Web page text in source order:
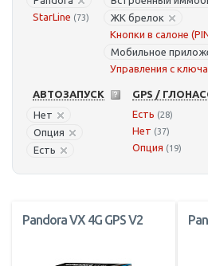
StarLine (73)
ЖК брелок
Кнопки в салоне
Мобильное
Управления с ключа
АВТОЗАПУСК
Нет
Опция
Есть
GPS /
Есть (28)
Нет (37)
Опция (19)
Pandora VX 4G GPS V2